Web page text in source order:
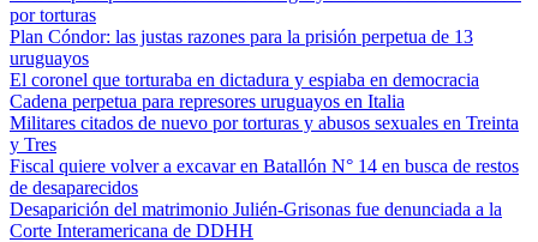
por torturas
Plan Cóndor: las justas razones para la prisión perpetua de 13
uruguayos
El coronel que torturaba en dictadura y espiaba en democracia
Cadena perpetua para represores uruguayos en Italia
Militares citados de nuevo por torturas y abusos sexuales en Treinta
y Tres
Fiscal quiere volver a excavar en Batallón N° 14 en busca de restos
de desaparecidos
Desaparición del matrimonio Julién-Grisonas fue denunciada a la
Corte Interamericana de DDHH